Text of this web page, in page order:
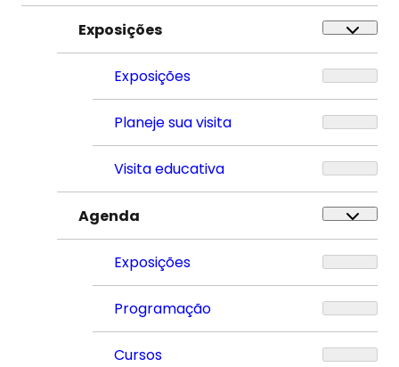
Exposições
Exposições
Planeje sua visita
Visita educativa
Agenda
Exposições
Programação
Cursos